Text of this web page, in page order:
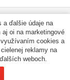
Bezpečné platební
metody
zasílání
2026 by
a ďalšie údaje na
oi na marketingové
cookies a
reklamy na
weboch.